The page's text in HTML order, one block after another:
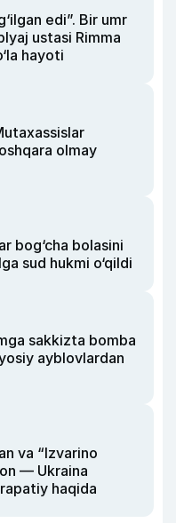
edi”. Bir umr
ustasi Rimma
hayoti
olmay
bog‘cha bolasini
sud hukmi o‘qildi
sakkizta bomba
ayblovlardan
va “Izvarino
— Ukraina
haqida